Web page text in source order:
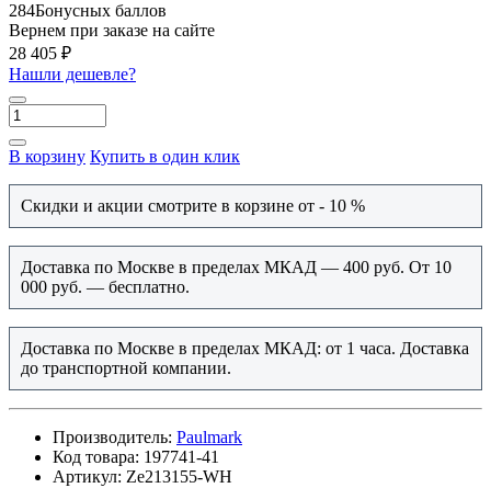
284Бонусных баллов
Вернем при заказе на сайте
28 405 ₽
Нашли дешевле?
В корзину Купить в один клик
Скидки и акции смотрите в корзине от - 10 %
Доставка по Москве в пределах МКАД — 400 руб. От 10
000 руб. — бесплатно.
Доставка по Москве в пределах МКАД: от 1 часа. Доставка
до транспортной компании.
Производитель: Paulmark
Код товара: 197741-41
Артикул: Ze213155-WH